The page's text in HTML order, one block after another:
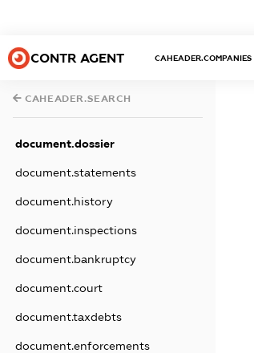
CONTR AGENT CAHEADER.COMPANIES
CAHEADER.SEARCH
document.dossier
document.statements
document.history
document.inspections
document.bankruptcy
document.court
document.taxdebts
document.enforcements